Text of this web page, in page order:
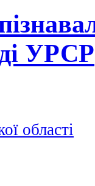
УРСР
області